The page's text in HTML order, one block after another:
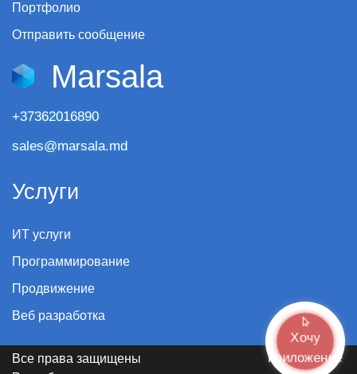
Портфолио
Отправить сообщение
Marsala
+37362016890
sales@marsala.md
Услуги
ИТ услуги
Программирование
Продвижение
Веб разработка
Хочу
приложение
Все права защищены